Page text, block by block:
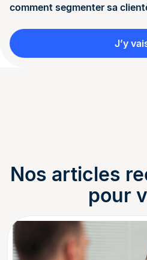
comment segmenter sa
J’y
Nos articles
pour